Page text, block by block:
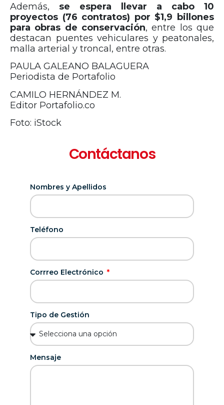
Además, se espera llevar a cabo 10
proyectos (76 contratos) por $1,9 billones
para obras de conservación, entre los que
destacan puentes vehiculares y peatonales,
malla arterial y troncal, entre otras.
PAULA GALEANO BALAGUERA
Periodista de Portafolio
CAMILO HERNÁNDEZ M.
Editor Portafolio.co
Foto: iStock
Contáctanos
Nombres y Apellidos
Teléfono
Corrreo Electrónico
Tipo de Gestión
Mensaje